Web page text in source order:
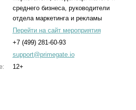
среднего бизнеса, руководители
отдела маркетинга и рекламы
Перейти на сайт мероприятия
+7 (499) 281-60-93
support@primegate.io
12+